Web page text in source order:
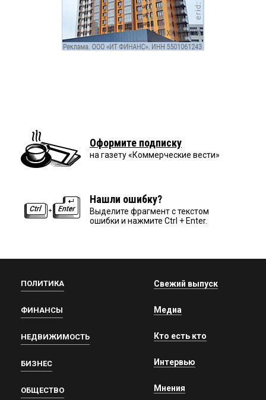
Оформите подписку
на газету «Коммерческие вести»
Нашли ошибку?
Выделите фрагмент с текстом
ошибки и нажмите Ctrl + Enter.
ПОЛИТИКА
ФИНАНСЫ
НЕДВИЖИМОСТЬ
БИЗНЕС
ОБЩЕСТВО
Свежий выпуск
Медиа
Кто есть кто
Интервью
Мнения